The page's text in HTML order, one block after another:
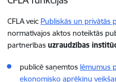
CFLA veic Publiskās un privātās
normatīvajos aktos noteiktās
partnerības uzraudzības
publicē saņemtos lēmumus
ekonomisko aprēķinu